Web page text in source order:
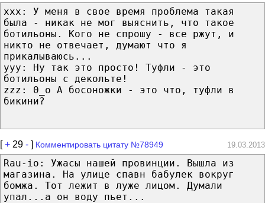
xxx: У меня в свое время проблема такая
была - никак не мог выяснить, что такое
ботильоны. Кого не спрошу - все ржут, и
никто не отвечает, думают что я
прикалываюсь...
yyy: Ну так это просто! Туфли - это
ботильоны с декольте!
zzz: 0_о А босоножки - это что, туфли в
бикини?
[+ 29 - ] Комментировать цитату №78949 19.03.2013
Rau-io: Ужасы нашей провинции. Вышла из
магазина. На улице спавн бабулек вокруг
бомжа. Тот лежит в луже лицом. Думали
упал...а он воду пьет...